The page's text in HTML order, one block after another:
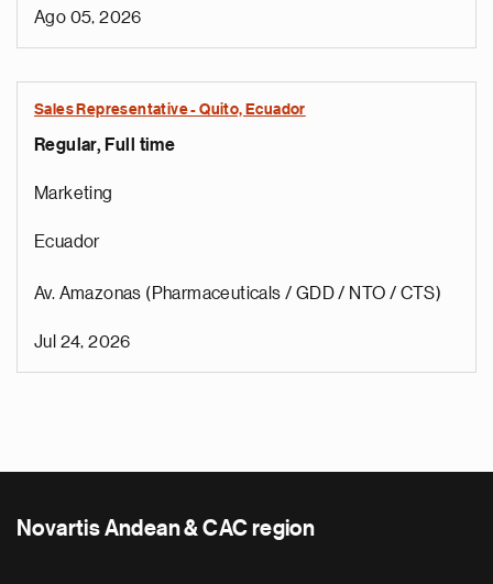
Ago 05, 2026
Sales Representative - Quito, Ecuador
Regular, Full time
Marketing
Ecuador
Av. Amazonas (Pharmaceuticals / GDD / NTO / CTS)
Jul 24, 2026
Novartis Andean & CAC region